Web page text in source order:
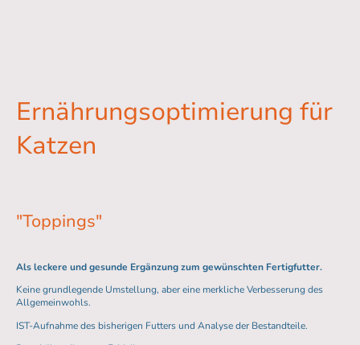
Ernährungsoptimierung für
Katzen
"Toppings"
Als leckere und gesunde Ergänzung zum gewünschten Fertigfutter.
Keine grundlegende Umstellung, aber eine merkliche Verbesserung des
Allgemeinwohls.
IST-Aufnahme des bisherigen Futters und Analyse der Bestandteile.